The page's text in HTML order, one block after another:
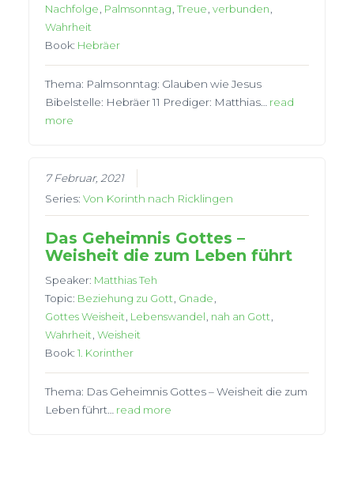
Nachfolge Palmsonntag ,Treue ,verbunden
Wahrheit
Book: Hebräer
Thema: Palmsonntag: Glauben wie Jesus
Bibelstelle: Hebräer 11 Prediger: Matthias… read
more
7 Februar, 2021
Series:Von Korinth nach Ricklingen
Das Geheimnis Gottes –
Weisheit die zum Leben führt
Speaker: Matthias Teh
Topic: Beziehung zu Gott Gnade
Gottes Weisheit Lebenswandel nah an Gott
Wahrheit ,Weisheit
Book:1. Korinther
Thema: Das Geheimnis Gottes – Weisheit die zum
Leben führt… read more